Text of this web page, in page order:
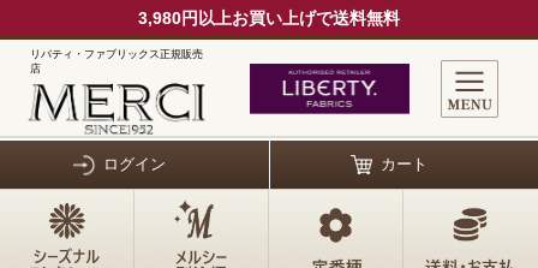
3,980円以上お買い上げで送料無料
リバティ・ファブリックス正規販売
店
ログイン カート